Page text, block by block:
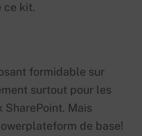
ce kit.
formidable sur
surtout pour les
Mais
de base!